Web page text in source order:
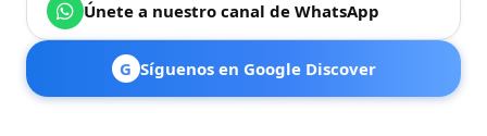
Únete a nuestro canal de WhatsApp
G Síguenos en Google Discover